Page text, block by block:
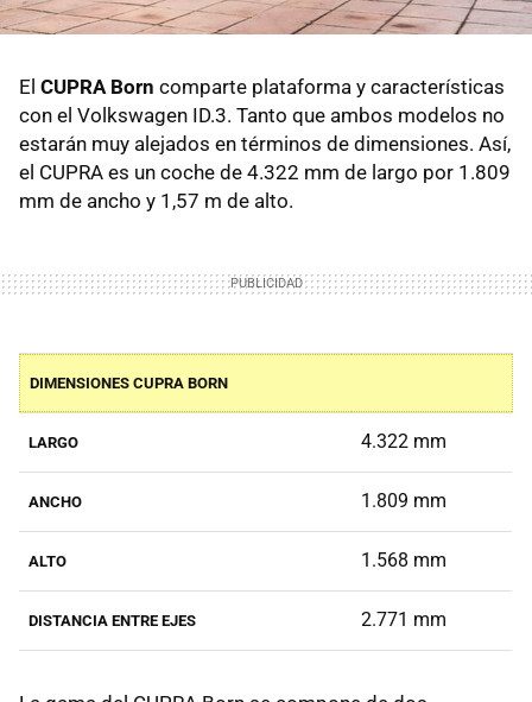
El CUPRA Born comparte plataforma y características
con el Volkswagen ID.3. Tanto que ambos modelos no
estarán muy alejados en términos de dimensiones. Así,
el CUPRA es un coche de 4.322 mm de largo por 1.809
mm de ancho y 1,57 m de alto.
DIMENSIONES CUPRA BORN
LARGO 4.322 mm
ANCHO 1.809 mm
ALTO 1.568 mm
DISTANCIA ENTRE EJES 2.771 mm